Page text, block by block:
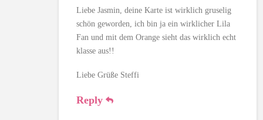
Liebe Jasmin, deine Karte ist wirklich gruselig
schön geworden, ich bin ja ein wirklicher Lila
Fan und mit dem Orange sieht das wirklich echt
klasse aus!!
Liebe Grüße Steffi
Reply